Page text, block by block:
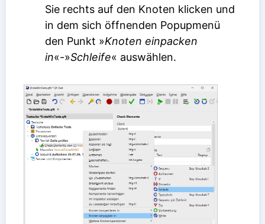
Sie rechts auf den Knoten klicken und
in dem sich öffnenden Popupmenü
den Punkt »Knoten einpacken
in«-»Schleife« auswählen.